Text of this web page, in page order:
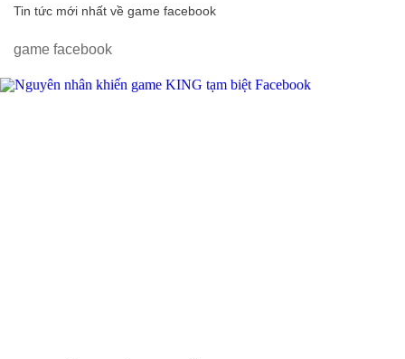
Tin tức mới nhất về game facebook
game facebook